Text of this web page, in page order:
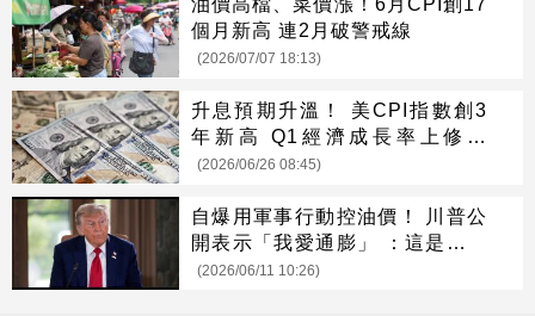
個月新高 連2月破警戒線
(2026/07/07 18:13)
升息預期升溫！ 美CPI指數創3
年新高 Q1經濟成長率上修至
2.1%
(2026/06/26 08:45)
自爆用軍事行動控油價！ 川普公
開表示「我愛通膨」 ：這是值得
的代價
(2026/06/11 10:26)